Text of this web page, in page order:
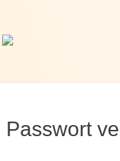
Passwort